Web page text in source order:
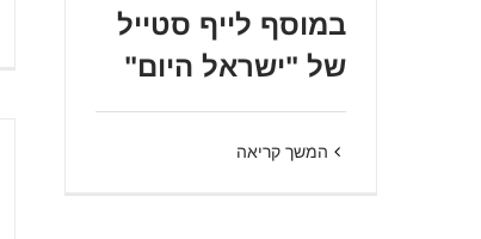
במוסף לייף סטייל
של "ישראל היום"
המשך קריאה